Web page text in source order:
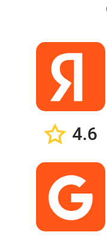
4.6